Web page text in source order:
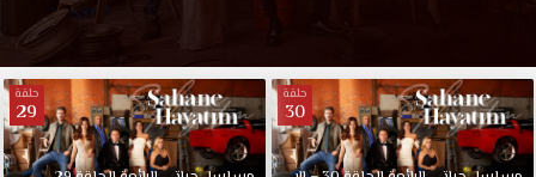
مترجم
قصة
مترجم
قصة
عشق
مشاهدة
حلقة
30
حلقة
29